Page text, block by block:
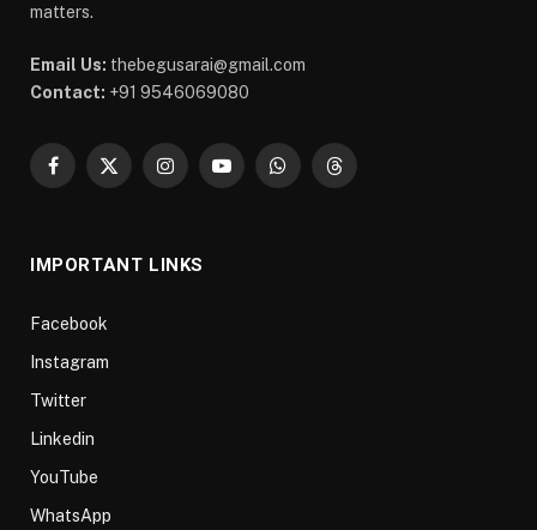
matters.
Email Us: thebegusarai@gmail.com
Contact: +91 9546069080
Facebook
X
InstagramYouTubeWhatsAppThreads
IMPORTANT LINKS
Facebook
Instagram
Twitter
Linkedin
YouTube
WhatsApp